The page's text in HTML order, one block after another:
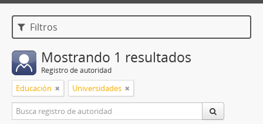
Filtros
Mostrando 1 resultados
Registro de autoridad
Educación Universidades